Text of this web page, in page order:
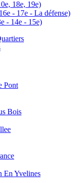
18e, 19e)
- 17e - La défense)
- 14e - 15e)
Pont
Bois
En Yvelines